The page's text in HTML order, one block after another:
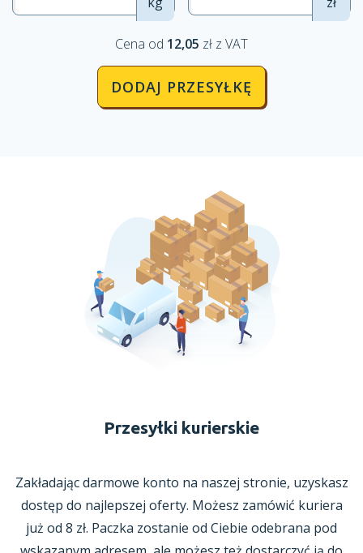
Cena od 12,05 zł z VAT
DODAJ PRZESYŁKĘ
Przesyłki kurierskie
Zakładając darmowe konto na naszej stronie, uzyskasz
dostęp do najlepszej oferty. Możesz zamówić kuriera
już od 8 zł. Paczka zostanie od Ciebie odebrana pod